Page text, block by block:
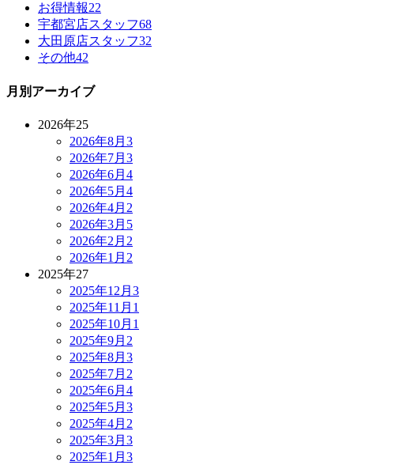
お得情報22
宇都宮店スタッフ68
大田原店スタッフ32
その他42
月別アーカイブ
2026年25
2026年8月 3
2026年7月 3
2026年6月 4
2026年5月 4
2026年4月 2
2026年3月 5
2026年2月 2
2026年1月 2
2025年27
2025年12月 3
2025年11月 1
2025年10月 1
2025年9月 2
2025年8月 3
2025年7月 2
2025年6月 4
2025年5月 3
2025年4月 2
2025年3月 3
2025年1月 3